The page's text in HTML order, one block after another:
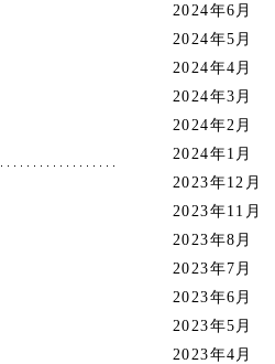
2024年6月
2024年5月
2024年4月
2024年3月
2024年2月
2024年1月
2023年12月
2023年11月
2023年8月
2023年7月
2023年6月
2023年5月
2023年4月